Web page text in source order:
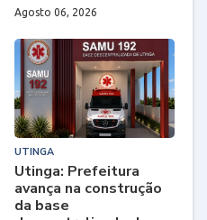
Agosto 06, 2026
UTINGA
Utinga: Prefeitura
avança na construção
da base